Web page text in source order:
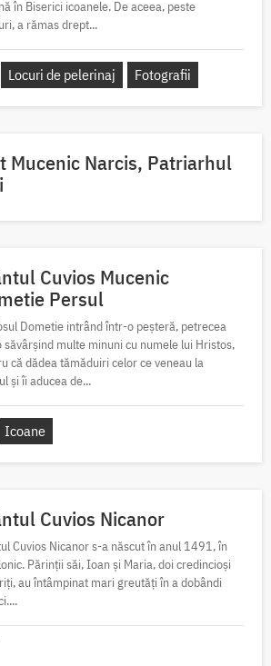
în Biserici icoanele. De aceea, peste
a rămas drept...
Locuri de pelerinaj Fotografii
Mucenic Narcis, Patriarhul
Cuvios Mucenic
Persul
Dometie intrând într-o peșteră, petrecea
săvârșind multe minuni cu numele lui Hristos,
că dădea tămăduiri celor ce veneau la
și îi aducea de...
Icoane
Cuvios Nicanor
Cuvios Nicanor s-a născut în anul 1491, în
Părinții săi, Ioan și Maria, doi credincioși
au întâmpinat mari greutăți în a dobândi